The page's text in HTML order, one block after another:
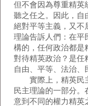
但不會因為尊重精英
聽之任之。因此，自
絕對平等主義，又不
理論告訴人們：在平
構的，任何政治都是
對待精英政治？是任
自由、平等、法治、
實際上，精英民主
民主理論的一部分。
意到不同的權力精英